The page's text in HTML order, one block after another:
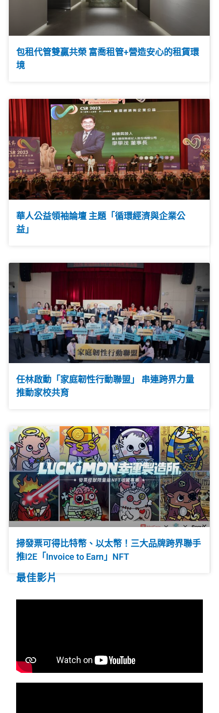
包租代管雙贏共榮 富喬租管+營造安心的租賃環
境
華人公益領袖論壇 主題「循環經濟與企業公
益」
任林啟動「家庭韌性行動聯盟」 串連跨界力量
推動家校共育
掃發票可得比特幣、以太幣！三大品牌跨界聯手
推I2E「Invoice to Earn」NFT
最佳影片